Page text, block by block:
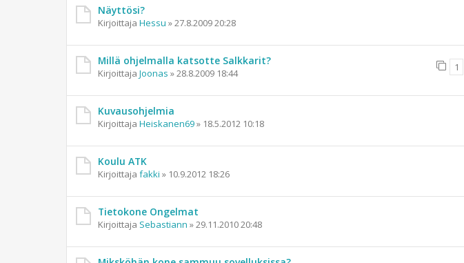
Näyttösi?
Kirjoittaja Hessu »27.8.2009 20:28
Millä ohjelmalla katsotte Salkkarit?
Kirjoittaja Joonas »28.8.2009 18:44 1
Kuvausohjelmia
Kirjoittaja Heiskanen69» 18.5.2012 10:18
Koulu ATK
Kirjoittaja fakki » 10.9.2012 18:26
Tietokone Ongelmat
Kirjoittaja Sebastiann »29.11.2010 20:48